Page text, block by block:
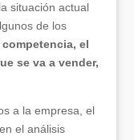
situación actual
de los
competencia, el
se va a vender,
a la empresa, el
el análisis